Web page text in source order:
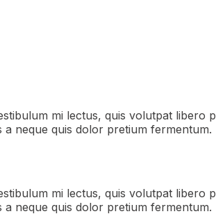
mi lectus, quis volutpat libero
neque quis dolor pretium fermentum.
mi lectus, quis volutpat libero
neque quis dolor pretium fermentum.